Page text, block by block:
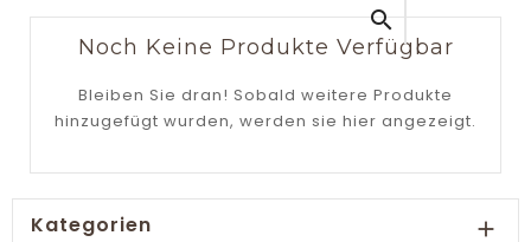
Noch Keine Produkte Verfügbar
Bleiben Sie dran! Sobald weitere Produkte
hinzugefügt wurden, werden sie hier angezeigt.

Kategorien 